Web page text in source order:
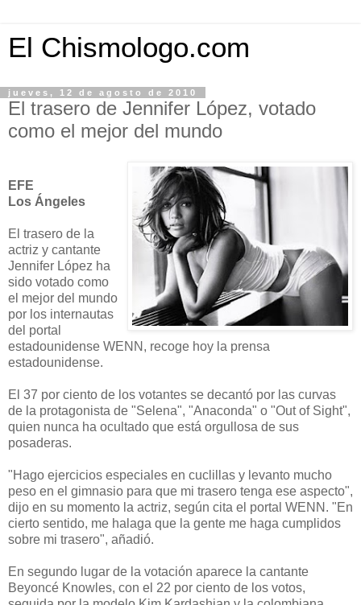
El Chismologo.com
jueves, 12 de agosto de 2010
El trasero de Jennifer López, votado
como el mejor del mundo
EFE
Los Ángeles
El trasero de la
actriz y cantante
Jennifer López ha
sido votado como
el mejor del mundo
por los internautas
del portal
estadounidense WENN, recoge hoy la prensa
estadounidense.
El 37 por ciento de los votantes se decantó por las curvas
de la protagonista de "Selena", "Anaconda" o "Out of Sight",
quien nunca ha ocultado que está orgullosa de sus
posaderas.
"Hago ejercicios especiales en cuclillas y levanto mucho
peso en el gimnasio para que mi trasero tenga ese aspecto",
dijo en su momento la actriz, según cita el portal WENN. "En
cierto sentido, me halaga que la gente me haga cumplidos
sobre mi trasero", añadió.
En segundo lugar de la votación aparece la cantante
Beyoncé Knowles, con el 22 por ciento de los votos,